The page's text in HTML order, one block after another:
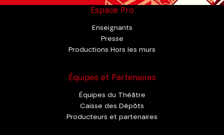
Espace Pro
Enseignants
Presse
Productions Hors les murs
Équipes et Partenaires
Équipes du Théâtre
Caisse des Dépôts
Producteurs et partenaires